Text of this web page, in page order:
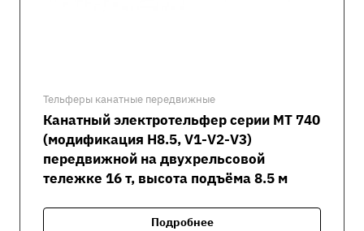
Тельферы канатные передвижные
Канатный электротельфер серии MT 740
(модификация H8.5, V1-V2-V3)
передвижной на двухрельсовой
тележке 16 т, высота подъёма 8.5 м
Подробнее